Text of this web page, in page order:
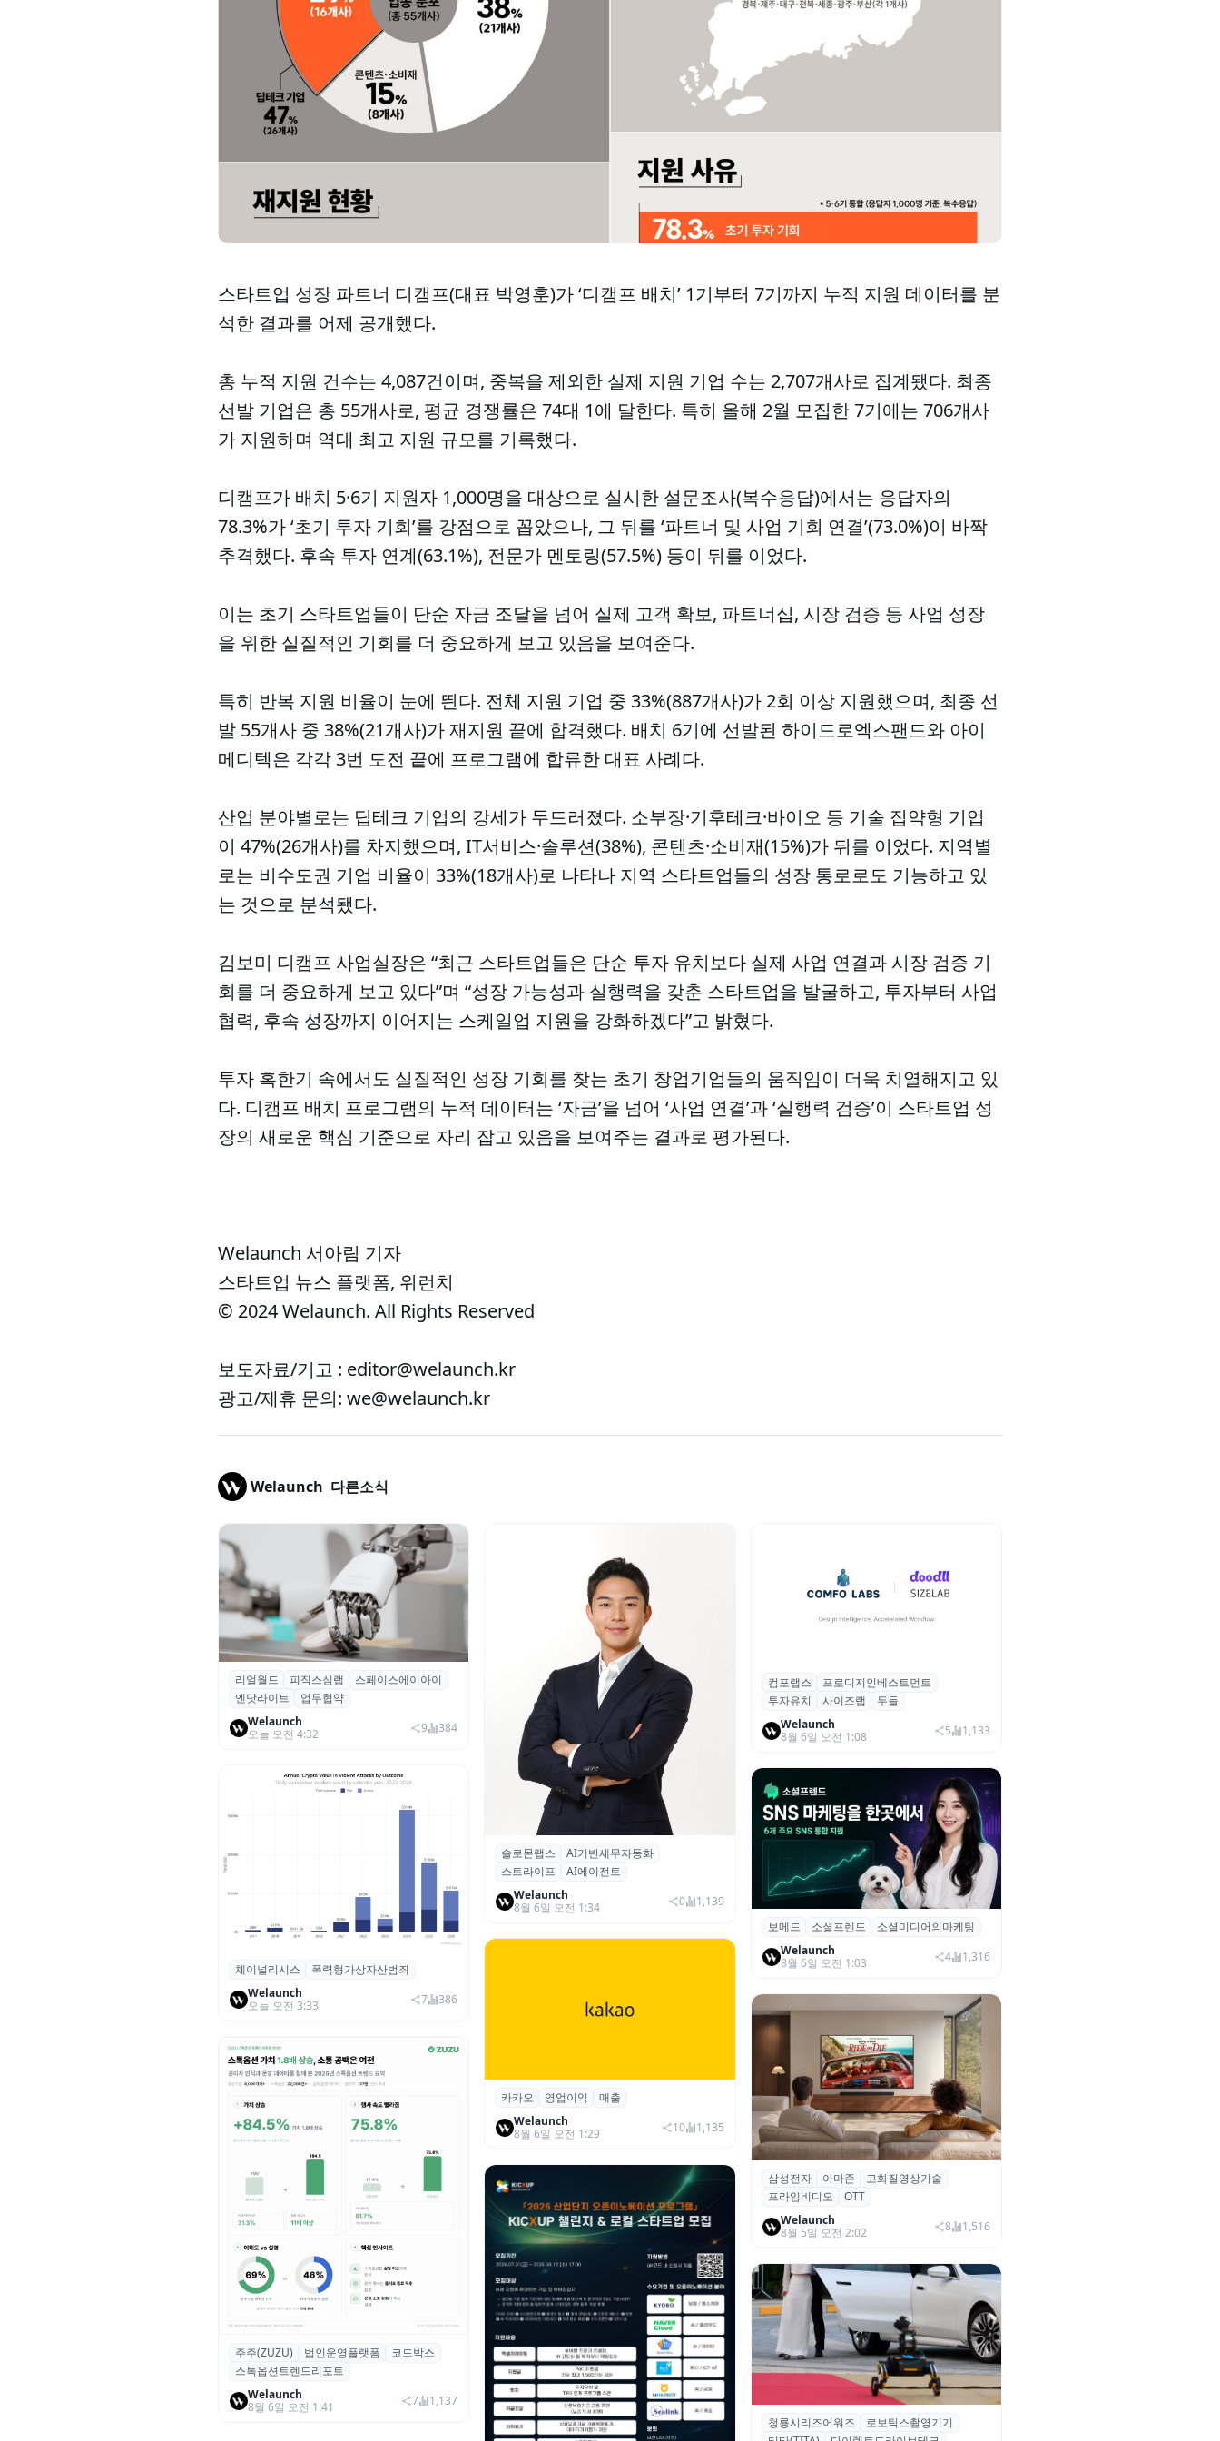
스타트업 성장 파트너 디캠프(대표 박영훈)가 ‘디캠프 배치’ 1기부터 7기까지 누적 지원 데이터를 분
석한 결과를 어제 공개했다.
총 누적 지원 건수는 4,087건이며, 중복을 제외한 실제 지원 기업 수는 2,707개사로 집계됐다. 최종
선발 기업은 총 55개사로, 평균 경쟁률은 74대 1에 달한다. 특히 올해 2월 모집한 7기에는 706개사
가 지원하며 역대 최고 지원 규모를 기록했다.
디캠프가 배치 5·6기 지원자 1,000명을 대상으로 실시한 설문조사(복수응답)에서는 응답자의
78.3%가 ‘초기 투자 기회’를 강점으로 꼽았으나, 그 뒤를 ‘파트너 및 사업 기회 연결’(73.0%)이 바짝
추격했다. 후속 투자 연계(63.1%), 전문가 멘토링(57.5%) 등이 뒤를 이었다.
이는 초기 스타트업들이 단순 자금 조달을 넘어 실제 고객 확보, 파트너십, 시장 검증 등 사업 성장
을 위한 실질적인 기회를 더 중요하게 보고 있음을 보여준다.
특히 반복 지원 비율이 눈에 띈다. 전체 지원 기업 중 33%(887개사)가 2회 이상 지원했으며, 최종 선
발 55개사 중 38%(21개사)가 재지원 끝에 합격했다. 배치 6기에 선발된 하이드로엑스팬드와 아이
메디텍은 각각 3번 도전 끝에 프로그램에 합류한 대표 사례다.
산업 분야별로는 딥테크 기업의 강세가 두드러졌다. 소부장·기후테크·바이오 등 기술 집약형 기업
이 47%(26개사)를 차지했으며, IT서비스·솔루션(38%), 콘텐츠·소비재(15%)가 뒤를 이었다. 지역별
로는 비수도권 기업 비율이 33%(18개사)로 나타나 지역 스타트업들의 성장 통로로도 기능하고 있
는 것으로 분석됐다.
김보미 디캠프 사업실장은 “최근 스타트업들은 단순 투자 유치보다 실제 사업 연결과 시장 검증 기
회를 더 중요하게 보고 있다”며 “성장 가능성과 실행력을 갖춘 스타트업을 발굴하고, 투자부터 사업
협력, 후속 성장까지 이어지는 스케일업 지원을 강화하겠다”고 밝혔다.
투자 혹한기 속에서도 실질적인 성장 기회를 찾는 초기 창업기업들의 움직임이 더욱 치열해지고 있
다. 디캠프 배치 프로그램의 누적 데이터는 ‘자금’을 넘어 ‘사업 연결’과 ‘실행력 검증’이 스타트업 성
장의 새로운 핵심 기준으로 자리 잡고 있음을 보여주는 결과로 평가된다.
Welaunch 서아림 기자
스타트업 뉴스 플랫폼, 위런치
© 2024 Welaunch. All Rights Reserved
보도자료/기고 : editor@welaunch.kr
광고/제휴 문의: we@welaunch.kr
Welaunch 다른소식
리얼월드, 로봇테크 스타트업 3곳과 손
잡고 휴머노이드 표준 만든다
리얼월드 피직스심랩
스페이스에이아이
엔닷라이트
업무협약
Welaunch
오늘 오전 4:32
9 384
체이널리시스 “가상자산 보유자 대상 폭
력 범죄 증가…상반기 탈취액 3000만 달
러 돌파
체이널리시스
폭력형가상자산범죄
Welaunch
오늘 오전 3:33
7 386
스톡옵션 취소율 2년 만에
18.2%→31.3%…권리 발생 즉시 행사 비
중도 급증
주주(ZUZU) 법인운영플랫폼
코드박스
스톡옵션트렌드리포트
Welaunch
8월 6일 오전 1:41
7 1,137
솔로몬랩스, 스트라이프 출신 이창헌 영
입…절세 전략 AI 에이전트 개발 본격화
솔로몬랩스
AI기반세무자동화
스트라이프
AI에이전트
Welaunch
8월 6일 오전 1:34
0 1,139
카카오, 2026년 2분기 매출 2조985억·영
업이익 2770억…역대 분기 최대
카카오 영업이익
매출
Welaunch
8월 6일 오전 1:29
10 1,135
컴포랩스, 프로디지인베스트먼트로부터
시드 투자 유치
컴포랩스
프로디지인베스트먼트
투자유치
사이즈랩
두들
Welaunch
8월 6일 오전 1:08
5 1,133
보메드 ‘소셜프렌드’, 유튜브·인스타 등 6
개 SNS 마케팅 통합 지원
보메드 소셜프렌드
소셜미디어의마케팅
Welaunch
8월 6일 오전 1:03
4 1,316
삼성전자·아마존, 프라임 비디오에
‘HDR10+ 어드밴스드’ 적용
삼성전자 아마존
고화질영상기술
프라임비디오
OTT
Welaunch
8월 5일 오전 2:02
8 1,516
청룡시리즈어워즈 레드카펫에 등장한 바
청룡시리즈어워즈
로보틱스촬영기기